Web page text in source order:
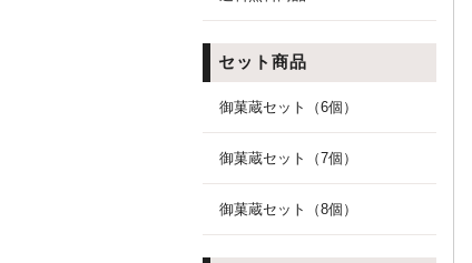
セット商品
御菓蔵セット（6個）
御菓蔵セット（7個）
御菓蔵セット（8個）